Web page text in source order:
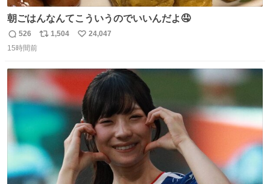
朝ごはんなんてこういうのでいいんだよ🤤
返
信
526
リ
1,504
い
数
24,047
15時間前